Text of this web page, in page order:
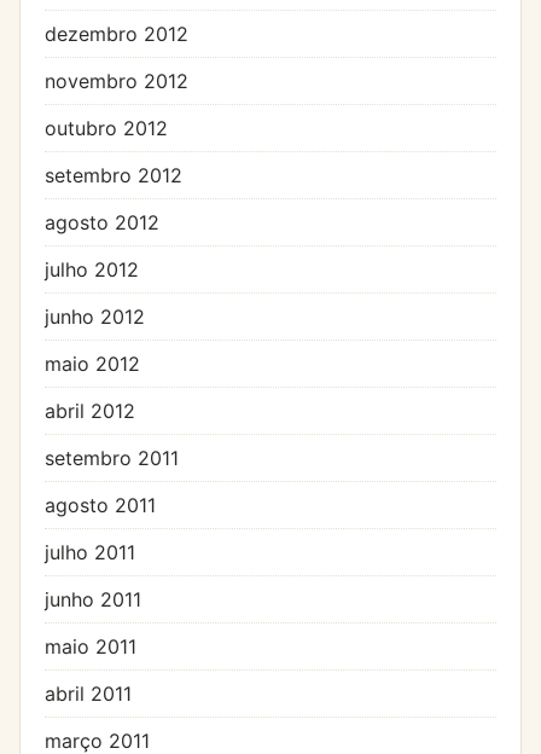
dezembro 2012
novembro 2012
outubro 2012
setembro 2012
agosto 2012
julho 2012
junho 2012
maio 2012
abril 2012
setembro 2011
agosto 2011
julho 2011
junho 2011
maio 2011
abril 2011
março 2011